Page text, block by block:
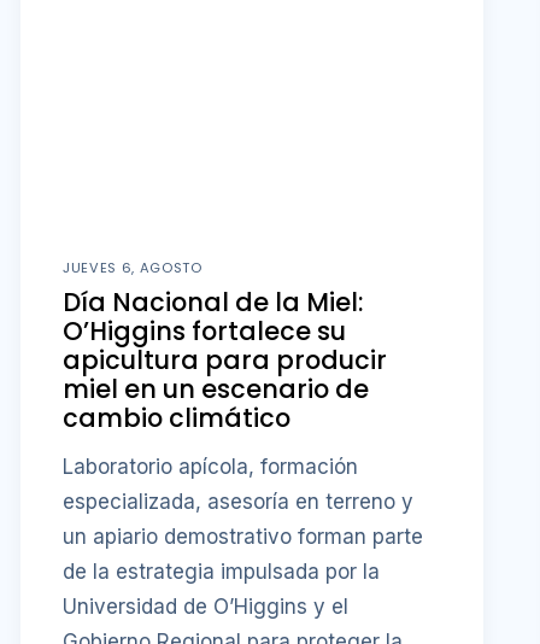
JUEVES 6, AGOSTO
Día Nacional de la Miel:
O’Higgins fortalece su
apicultura para producir
miel en un escenario de
cambio climático
Laboratorio apícola, formación
especializada, asesoría en terreno y
un apiario demostrativo forman parte
de la estrategia impulsada por la
Universidad de O’Higgins y el